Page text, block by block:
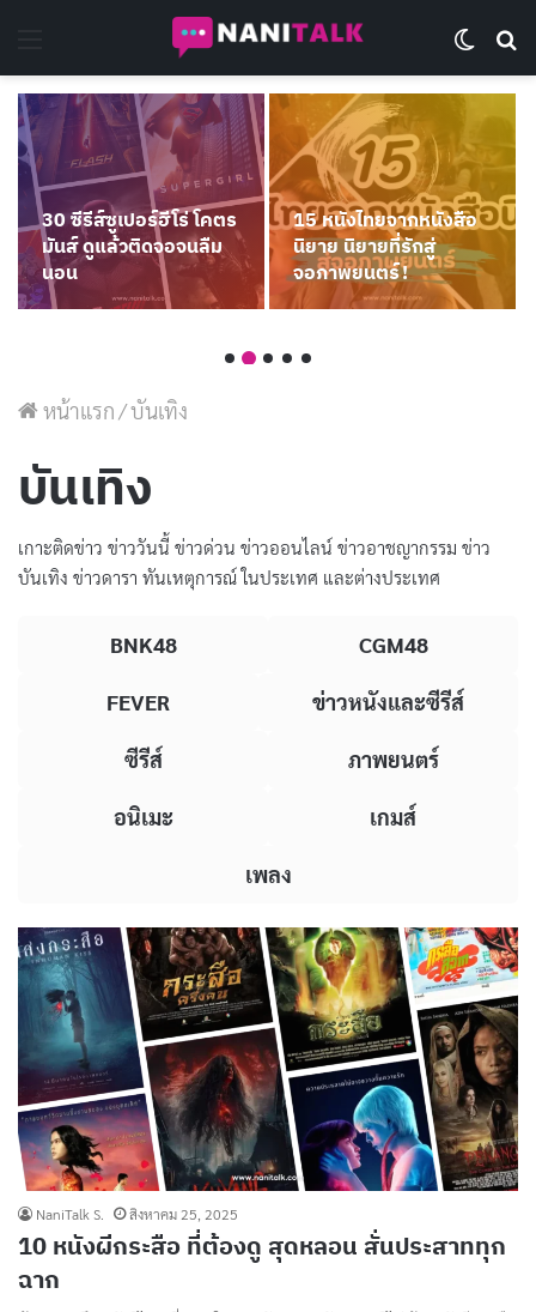
30 ซีรีส์ซูเปอร์ฮีโร่ โคตร
มันส์ ดูแล้วติดจอจนลืม
นอน
15 หนังไทยจากหนังสือ
นิยาย นิยายที่รักสู่
จอภาพยนตร์!
หน้าแรก/บันเทิง
บันเทิง
เกาะติดข่าว ข่าววันนี้ ข่าวด่วน ข่าวออนไลน์ ข่าวอาชญากรรม ข่าว
บันเทิง ข่าวดารา ทันเหตุการณ์ ในประเทศ และต่างประเทศ
BNK48 CGM48
FEVER ข่าวหนังและซีรีส์
ซีรีส์ ภาพยนตร์
อนิเมะ เกมส์
เพลง
NaniTalk S. สิงหาคม 25, 2025
10 หนังผีกระสือ ที่ต้องดู สุดหลอน สั่นประสาททุก
ฉาก